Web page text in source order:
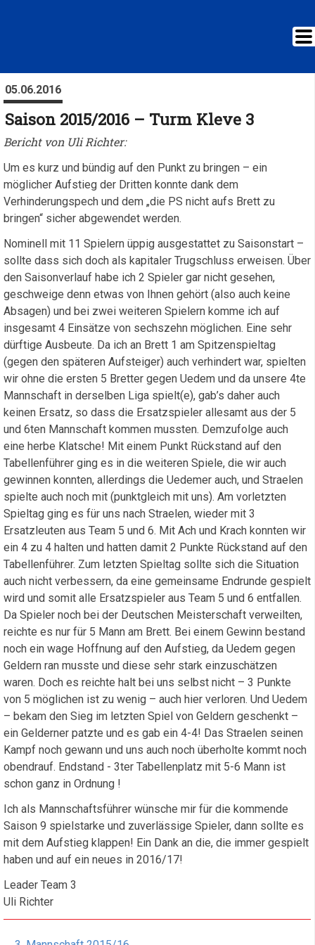
05.06.2016
Saison 2015/2016 – Turm Kleve 3
Bericht von Uli Richter:
Um es kurz und bündig auf den Punkt zu bringen – ein
möglicher Aufstieg der Dritten konnte dank dem
Verhinderungspech und dem „die PS nicht aufs Brett zu
bringen“ sicher abgewendet werden.
Nominell mit 11 Spielern üppig ausgestattet zu Saisonstart –
sollte dass sich doch als kapitaler Trugschluss erweisen. Über
den Saisonverlauf habe ich 2 Spieler gar nicht gesehen,
geschweige denn etwas von Ihnen gehört (also auch keine
Absagen) und bei zwei weiteren Spielern komme ich auf
insgesamt 4 Einsätze von sechszehn möglichen. Eine sehr
dürftige Ausbeute. Da ich an Brett 1 am Spitzenspieltag
(gegen den späteren Aufsteiger) auch verhindert war, spielten
wir ohne die ersten 5 Bretter gegen Uedem und da unsere 4te
Mannschaft in derselben Liga spielt(e), gab’s daher auch
keinen Ersatz, so dass die Ersatzspieler allesamt aus der 5
und 6ten Mannschaft kommen mussten. Demzufolge auch
eine herbe Klatsche! Mit einem Punkt Rückstand auf den
Tabellenführer ging es in die weiteren Spiele, die wir auch
gewinnen konnten, allerdings die Uedemer auch, und Straelen
spielte auch noch mit (punktgleich mit uns). Am vorletzten
Spieltag ging es für uns nach Straelen, wieder mit 3
Ersatzleuten aus Team 5 und 6. Mit Ach und Krach konnten wir
ein 4 zu 4 halten und hatten damit 2 Punkte Rückstand auf den
Tabellenführer. Zum letzten Spieltag sollte sich die Situation
auch nicht verbessern, da eine gemeinsame Endrunde gespielt
wird und somit alle Ersatzspieler aus Team 5 und 6 entfallen.
Da Spieler noch bei der Deutschen Meisterschaft verweilten,
reichte es nur für 5 Mann am Brett. Bei einem Gewinn bestand
noch ein wage Hoffnung auf den Aufstieg, da Uedem gegen
Geldern ran musste und diese sehr stark einzuschätzen
waren. Doch es reichte halt bei uns selbst nicht – 3 Punkte
von 5 möglichen ist zu wenig – auch hier verloren. Und Uedem
– bekam den Sieg im letzten Spiel von Geldern geschenkt –
ein Gelderner patzte und es gab ein 4-4! Das Straelen seinen
Kampf noch gewann und uns auch noch überholte kommt noch
obendrauf. Endstand - 3ter Tabellenplatz mit 5-6 Mann ist
schon ganz in Ordnung !
Ich als Mannschaftsführer wünsche mir für die kommende
Saison 9 spielstarke und zuverlässige Spieler, dann sollte es
mit dem Aufstieg klappen! Ein Dank an die, die immer gespielt
haben und auf ein neues in 2016/17!
Leader Team 3
Uli Richter